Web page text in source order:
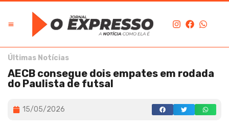
Últimas Notícias
AECB consegue dois empates em rodada
do Paulista de futsal
15/05/2026